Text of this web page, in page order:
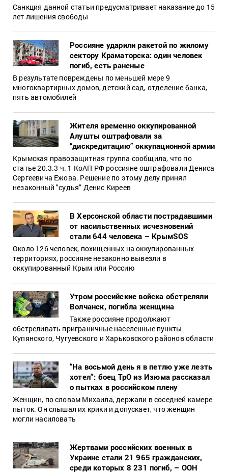
Санкция данной статьи предусматривает наказание до 15
лет лишения свободы
Россияне ударили ракетой по жилому
сектору Краматорска: один человек
погиб, есть раненые
В результате повреждены по меньшей мере 9
многоквартирных домов, детский сад, отделение банка,
пять автомобилей
Жителя временно оккупированной
Алушты оштрафовали за
“дискредитацию” оккупационной армии
Крымская правозащитная группа сообщила, что по
статье 20.3.3 ч. 1 КоАП РФ россияне оштрафовали Дениса
Сергеевича Ежова. Решение по этому делу принял
незаконный "судья" Денис Киреев
В Херсонской области пострадавшими
от насильственных исчезновений
стали 644 человека – КрымSOS
Около 126 человек, похищенных на оккупированных
территориях, россияне незаконно вывезли в
оккупированный Крым или Россию
Утром российские войска обстреляли
Волчанск, погибла женщина
Также россияне продолжают
обстреливать приграничные населенные пункты
Купянского, Чугуевского и Харьковского районов области
“На восьмой день я в петлю уже лезть
хотел”: боец ТрО из Изюма рассказал
о пытках в российском плену
Женщин, по словам Михаила, держали в соседней камере
пыток. Он слышал их крики и допускает, что женщин
могли насиловать
Жертвами российских военных в
Украине стали 21 965 гражданских,
среди которых 8 231 погиб, – ООН